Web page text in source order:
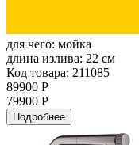
для чего: мойка
длина излива: 22 см
Код товара: 211085
89900 Р
79900 Р
Подробнее